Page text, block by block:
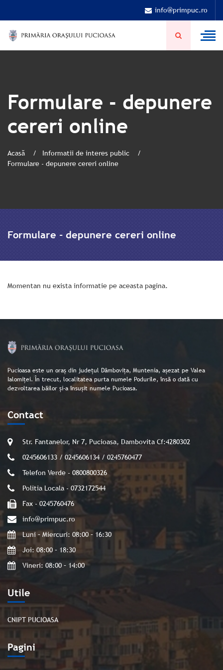
info@primpuc.ro
Formulare - depunere
cereri online
Acasă
Informatii de interes public
Formulare - depunere cereri online
Formulare - depunere cereri online
Momentan nu exista informatie pe aceasta pagina.
Pucioasa este un oraș din județul Dâmbovița, Muntenia, așezat pe Valea
Ialomiței. În trecut, localitatea purta numele Podurile, însă o dată cu
dezvoltarea băilor și-a însușit numele Pucioasa.
Utile
CNIPT PUCIOASA
Pagini
Contact
Str. Fantanelor, Nr 7, Pucioasa, Dambovita Cf:4280302
0245606133 / 0245606134 / 0245760477
Telefon Verde - 0800800326
Politia Locala - 0732172544
Fax - 0245760476
info@primpuc.ro
Luni – Miercuri: 08:00 – 16:30
Joi: 08:00 – 18:30
Vineri: 08:00 – 14:00